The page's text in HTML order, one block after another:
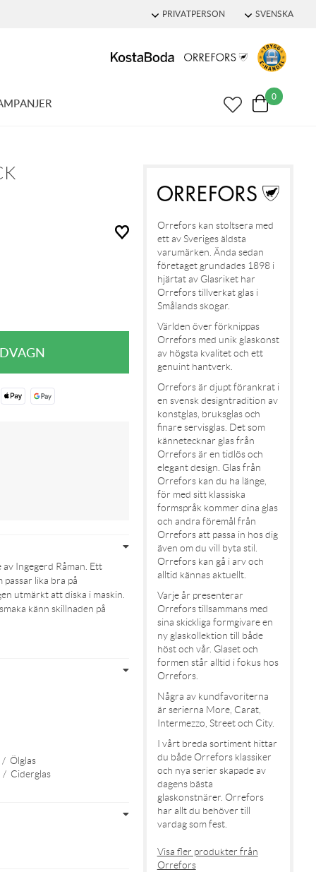
PRIVATPERSON SVENSKA
0
Ingegerd Råman. Ett
lika bra på
utmärkt att diska i maskin.
känn skillnaden på
/ Ölglas
/ Ciderglas
Orrefors kan stoltsera med
ett av Sveriges äldsta
varumärken. Ända sedan
företaget grundades 1898 i
hjärtat av Glasriket har
Orrefors tillverkat glas i
Smålands skogar.
Världen över förknippas
Orrefors med unik glaskonst
av högsta kvalitet och ett
genuint hantverk.
Orrefors är djupt förankrat i
en svensk designtradition av
konstglas, bruksglas och
finare servisglas. Det som
kännetecknar glas från
Orrefors är en tidlös och
elegant design. Glas från
Orrefors kan du ha länge,
för med sitt klassiska
formspråk kommer dina glas
och andra föremål från
Orrefors att passa in hos dig
även om du vill byta stil.
Orrefors kan gå i arv och
alltid kännas aktuellt.
Varje år presenterar
Orrefors tillsammans med
sina skickliga formgivare en
ny glaskollektion till både
höst och vår. Glaset och
formen står alltid i fokus hos
Orrefors.
Några av kundfavoriterna
är serierna More, Carat,
Intermezzo, Street och City.
I vårt breda sortiment hittar
du både Orrefors klassiker
och nya serier skapade av
dagens bästa
glaskonstnärer. Orrefors
har allt du behöver till
vardag som fest.
Visa fler produkter från
Orrefors